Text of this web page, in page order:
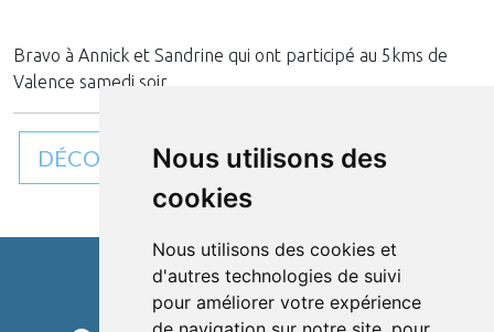
Nous utilisons des
cookies
Nous utilisons des cookies et
d'autres technologies de suivi
pour améliorer votre expérience
Bravo à Annick et Sandrine qui ont participé au 5kms de
Valence samedi soir.
DÉCOUVREZ TOUTES NOS ACTUALITÉS
Cléon d'Andran